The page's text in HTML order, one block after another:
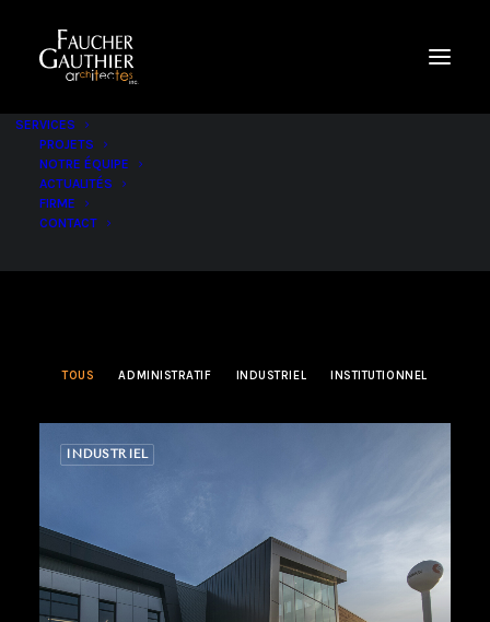
SERVICES
PROJETS
NOTRE ÉQUIPE
ACTUALITÉS
FIRME
CONTACT
ARCHIVES PROJET
TOUS ADMINISTRATIF INDUSTRIEL INSTITUTIONNEL
INDUSTRIEL